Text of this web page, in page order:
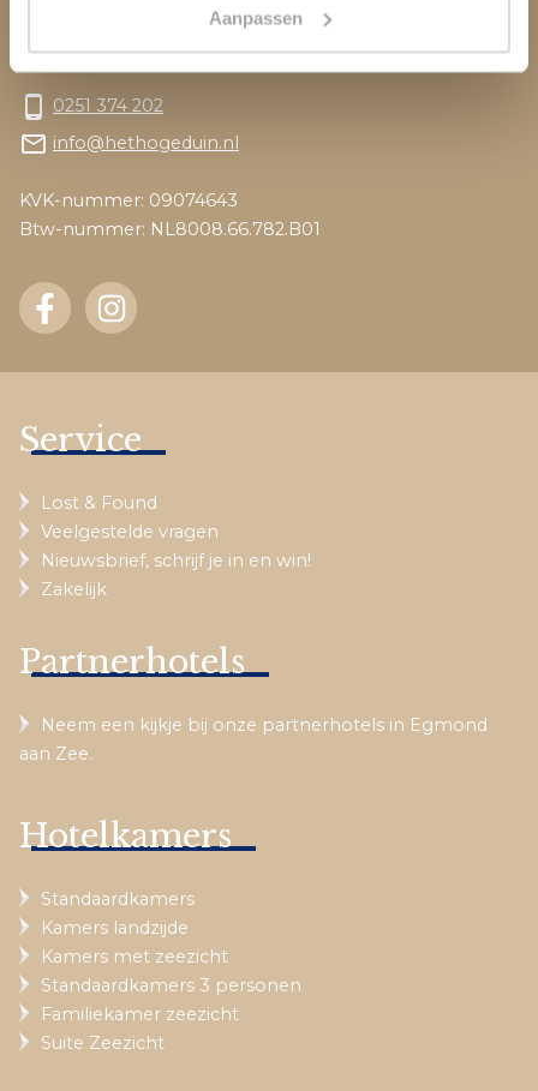
Aanpassen
phone_android 0251 374 202
mail_outline info@hethogeduin.nl
KVK-nummer: 09074643
Btw-nummer: NL8008.66.782.B01
Service
Lost & Found
Veelgestelde vragen
Nieuwsbrief, schrijf je in en win!
Zakelijk
Partnerhotels
Neem een kijkje bij onze partnerhotels in Egmond
aan Zee.
Hotelkamers
Standaardkamers
Kamers landzijde
Kamers met zeezicht
Standaardkamers 3 personen
Familiekamer zeezicht
Suite Zeezicht